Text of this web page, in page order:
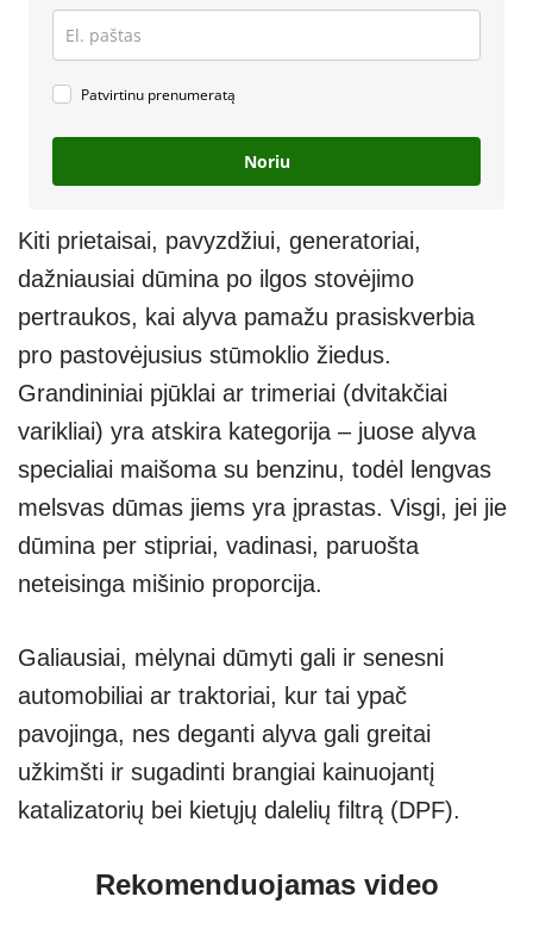
Patvirtinu prenumeratą
Noriu
Kiti prietaisai, pavyzdžiui, generatoriai,
dažniausiai dūmina po ilgos stovėjimo
pertraukos, kai alyva pamažu prasiskverbia
pro pastovėjusius stūmoklio žiedus.
Grandininiai pjūklai ar trimeriai (dvitakčiai
varikliai) yra atskira kategorija – juose alyva
specialiai maišoma su benzinu, todėl lengvas
melsvas dūmas jiems yra įprastas. Visgi, jei jie
dūmina per stipriai, vadinasi, paruošta
neteisinga mišinio proporcija.
Galiausiai, mėlynai dūmyti gali ir senesni
automobiliai ar traktoriai, kur tai ypač
pavojinga, nes deganti alyva gali greitai
užkimšti ir sugadinti brangiai kainuojantį
katalizatorių bei kietųjų dalelių filtrą (DPF).
Rekomenduojamas video